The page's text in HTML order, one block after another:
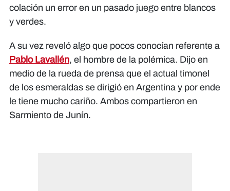
colación un error en un pasado juego entre blancos
y verdes.
A su vez reveló algo que pocos conocían referente a
Pablo Lavallén, el hombre de la polémica. Dijo en
medio de la rueda de prensa que el actual timonel
de los esmeraldas se dirigió en Argentina y por ende
le tiene mucho cariño. Ambos compartieron en
Sarmiento de Junín.